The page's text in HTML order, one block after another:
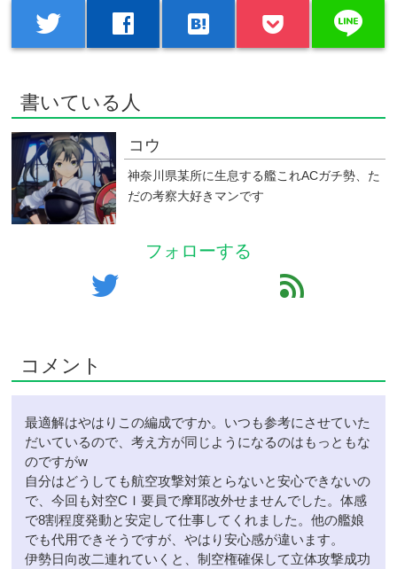
twitter facebook hatenabookmark line
書いている人
コウ
神奈川県某所に生息する艦これACガチ勢、た
だの考察大好きマンです
フォローする
twitter feed
コメント
最適解はやはりこの編成ですか。いつも参考にさせていた
だいているので、考え方が同じようになるのはもっともな
のですがw
自分はどうしても航空攻撃対策とらないと安心できないの
で、今回も対空CＩ要員で摩耶改外せませんでした。体感
で8割程度発動と安定して仕事してくれました。他の艦娘
でも代用できそうですが、やはり安心感が違います。
伊勢日向改二連れていくと、制空権確保して立体攻撃成功